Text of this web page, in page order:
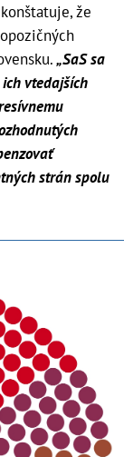
že
„SaS sa
vtedajších
strán spolu